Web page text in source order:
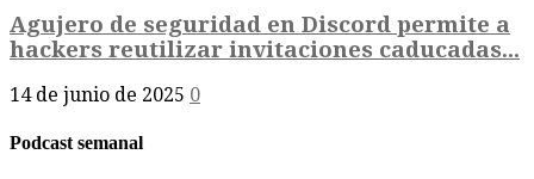
Agujero de seguridad en Discord permite a
hackers reutilizar invitaciones caducadas...
14 de junio de 2025 0
Podcast semanal